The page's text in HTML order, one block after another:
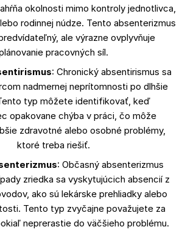
okolnosti mimo kontroly jednotlivca,
rodinnej núdze. Tento absenterizmus
ale výrazne ovplyvňuje
pracovných síl.
: Chronický absentirismus sa
nadmernej neprítomnosti po dlhšie
typ môžete identifikovať, keď
opakovane chýba v práci, čo môže
zdravotné alebo osobné problémy,
ktoré treba riešiť.
: Občasný absenterizmus
zriedka sa vyskytujúcich absencií z
ako sú lekárske prehliadky alebo
Tento typ zvyčajne považujete za
neprerastie do väčšieho problému.